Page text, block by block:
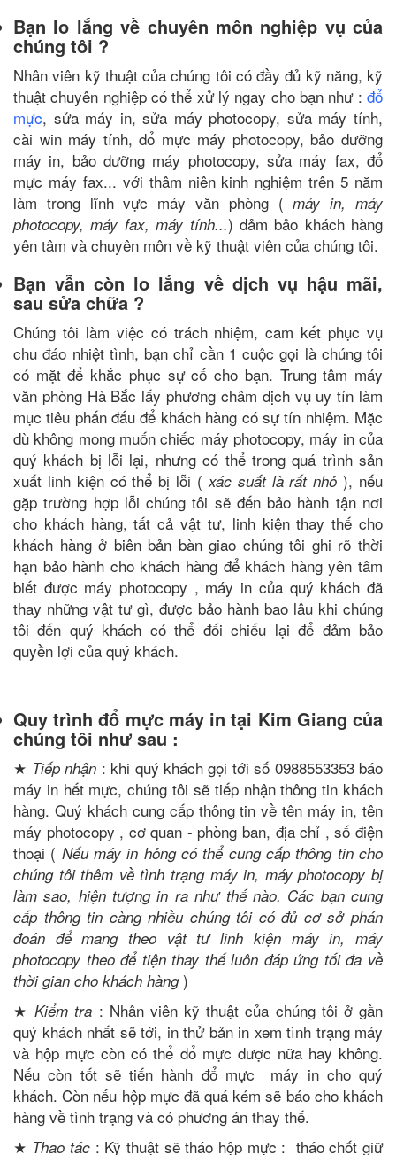
Bạn lo lắng về chuyên môn nghiệp vụ của
chúng tôi ?
Nhân viên kỹ thuật của chúng tôi có đầy đủ kỹ năng, kỹ
thuật chuyên nghiệp có thể xử lý ngay cho bạn như : đổ
mực, sửa máy in, sửa máy photocopy, sửa máy tính,
cài win máy tính, đổ mực máy photocopy, bảo dưỡng
máy in, bảo dưỡng máy photocopy, sửa máy fax, đổ
mực máy fax... với thâm niên kinh nghiệm trên 5 năm
làm trong lĩnh vực máy văn phòng (máy in, máy
photocopy, máy fax, máy tính...) đảm bảo khách hàng
yên tâm và chuyên môn về kỹ thuật viên của chúng tôi.
Bạn vẫn còn lo lắng về dịch vụ hậu mãi,
sau sửa chữa ?
Chúng tôi làm việc có trách nhiệm, cam kết phục vụ
chu đáo nhiệt tình, bạn chỉ cần 1 cuộc gọi là chúng tôi
có mặt để khắc phục sự cố cho bạn. Trung tâm máy
văn phòng Hà Bắc lấy phương châm dịch vụ uy tín làm
mục tiêu phấn đấu để khách hàng có sự tín nhiệm. Mặc
dù không mong muốn chiếc máy photocopy, máy in của
quý khách bị lỗi lại, nhưng có thể trong quá trình sản
xuất linh kiện có thể bị lỗi ( xác suất là rất nhỏ ), nếu
gặp trường hợp lỗi chúng tôi sẽ đến bảo hành tận nơi
cho khách hàng, tất cả vật tư, linh kiện thay thế cho
khách hàng ở biên bản bàn giao chúng tôi ghi rõ thời
hạn bảo hành cho khách hàng để khách hàng yên tâm
biết được máy photocopy , máy in của quý khách đã
thay những vật tư gì, được bảo hành bao lâu khi chúng
tôi đến quý khách có thể đối chiếu lại để đảm bảo
quyền lợi của quý khách.
Quy trình đổ mực máy in tại Kim Giang của
chúng tôi như sau :
★ Tiếp nhận : khi quý khách gọi tới số 0988553353 báo
máy in hết mực, chúng tôi sẽ tiếp nhận thông tin khách
hàng. Quý khách cung cấp thông tin về tên máy in, tên
máy photocopy , cơ quan - phòng ban, địa chỉ , số điện
thoại ( Nếu máy in hỏng có thể cung cấp thông tin cho
chúng tôi thêm về tình trạng máy in, máy photocopy bị
làm sao, hiện tượng in ra như thế nào. Các bạn cung
cấp thông tin càng nhiều chúng tôi có đủ cơ sở phán
đoán để mang theo vật tư linh kiện máy in, máy
photocopy theo để tiện thay thế luôn đáp ứng tối đa về
thời gian cho khách hàng)
★Kiểm tra : Nhân viên kỹ thuật của chúng tôi ở gần
quý khách nhất sẽ tới, in thử bản in xem tình trạng máy
và hộp mực còn có thể đổ mực được nữa hay không.
Nếu còn tốt sẽ tiến hành đổ mực máy in cho quý
khách. Còn nếu hộp mực đã quá kém sẽ báo cho khách
hàng về tình trạng và có phương án thay thế.
★ Thao tác : Kỹ thuật sẽ tháo hộp mực : tháo chốt giữ